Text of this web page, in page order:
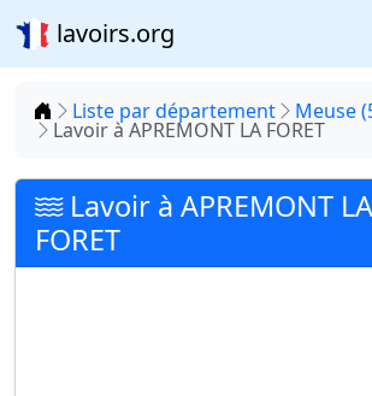
lavoirs.org
Accueil
Liste par département Meuse
Lavoir à APREMONT LA FORET
Lavoir à APREMONT LA
FORET